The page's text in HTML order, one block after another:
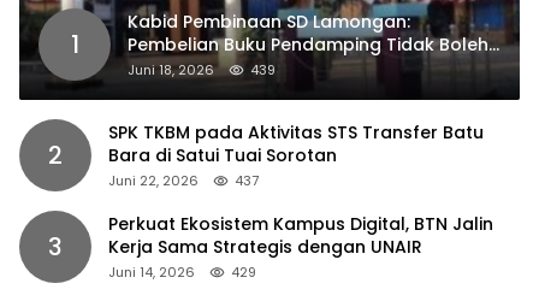
1
Kabid Pembinaan SD Lamongan:
Pembelian Buku Pendamping Tidak Boleh
Dipaksakan
Juni 18, 2026 439
2
SPK TKBM pada Aktivitas STS Transfer Batu
Bara di Satui Tuai Sorotan
Juni 22, 2026 437
3
Perkuat Ekosistem Kampus Digital, BTN Jalin
Kerja Sama Strategis dengan UNAIR
Juni 14, 2026 429